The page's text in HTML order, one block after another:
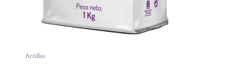
Arcillas